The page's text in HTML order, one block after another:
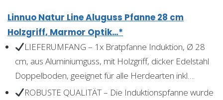
Linnuo Natur Line Aluguss Pfanne 28 cm
Holzgriff, Marmor Optik…*
LIEFERUMFANG – 1x Bratpfanne Induktion, Ø 28
cm, aus Aluminiumguss, mit Holzgriff, dicker Edelstahl
Doppelboden, geeignet für alle Herdearten inkl….
ROBUSTE QUALITÄT – Die Induktionspfanne wurde